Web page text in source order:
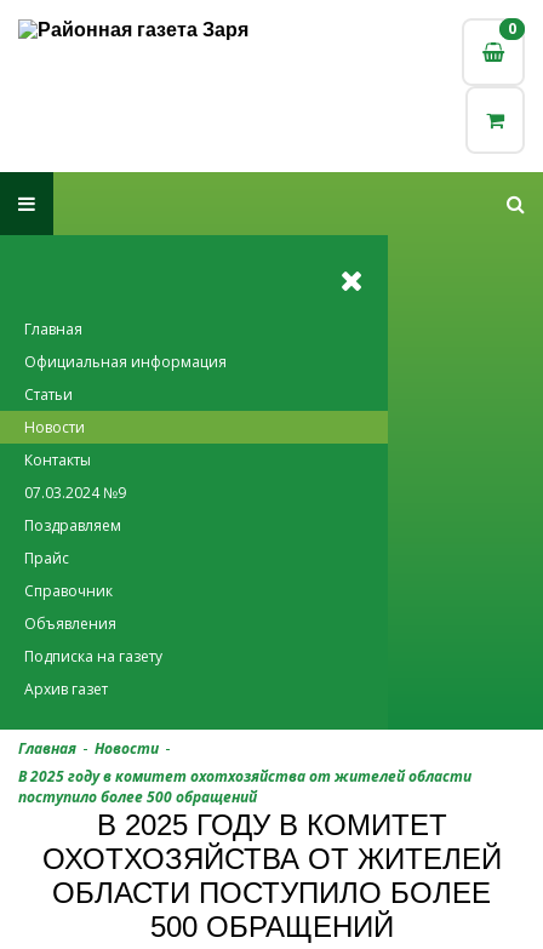
0
0
Главная
Официальная информация
Статьи
Новости
Контакты
07.03.2024 №9
Поздравляем
Прайс
Справочник
Объявления
Подписка на газету
Архив газет
Главная - Новости -
В 2025 году в комитет охотхозяйства от жителей области
поступило более 500 обращений
В 2025 ГОДУ В КОМИТЕТ
ОХОТХОЗЯЙСТВА ОТ ЖИТЕЛЕЙ
ОБЛАСТИ ПОСТУПИЛО БОЛЕЕ
500 ОБРАЩЕНИЙ